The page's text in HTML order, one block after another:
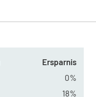
Ersparnis
0%
18%